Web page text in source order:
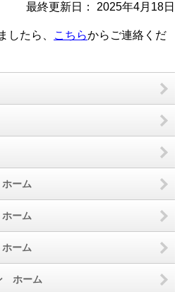
最終更新日： 2025年4月18日
したら、 こちらからご連絡くだ
ーム
ーム
ーム
ホーム